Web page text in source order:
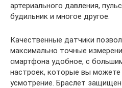
артериального давления,
будильник и многое другое.
Качественные датчики
максимально точные
смартфона удобное, с
настроек, которые вы можете
усмотрение. Браслет